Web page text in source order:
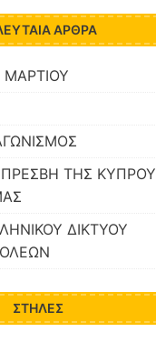
ΆΡΘΡΑ
ΜΑΡΤΙΟΥ
ΤΗΣ ΚΥΠΡΟΥ
ΔΙΚΤΥΟΥ
ΣΤΉΛΕΣ